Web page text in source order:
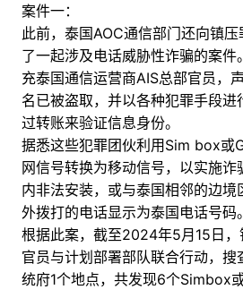
案件一：
此前，泰国AOC通信部门还向镇
了一起涉及电话威胁性诈骗的案件
充泰国通信运营商AIS总部官员，
名已被盗取，并以各种犯罪手段
过转账来验证信息身份。
据悉这些犯罪团伙利用Sim box或
网信号转换为移动信号，以实施
内非法安装，或与泰国相邻的边境
外拨打的电话显示为泰国电话号码。
根据此案，截至2024年5月15日，
官员与计划部署部队联合行动，
统府1个地点，共发现6个Simbox